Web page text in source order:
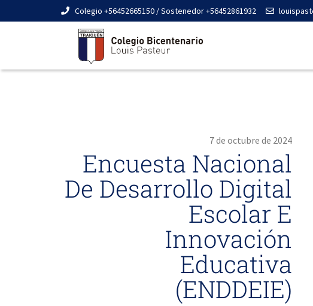
Colegio +56452665150 / Sostenedor +56452861932
7 de octubre de 2024
Encuesta Nacional
De Desarrollo Digital
Escolar E
Innovación
Educativa
(ENDDEIE)